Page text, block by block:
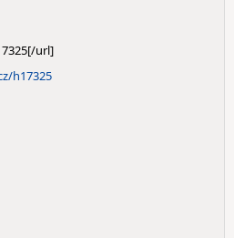
h17325